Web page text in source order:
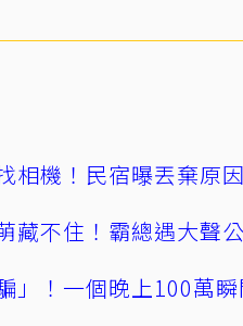
相機！民宿曝丟棄原
藏不住！霸總遇大聲
」！一個晚上100萬